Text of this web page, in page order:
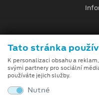
Při tvorbě
umělé
Auto Kora
Tato stránka
K personalizaci obsahu a
svými partnery pro sociální
používáte jejich služby.
Nutné